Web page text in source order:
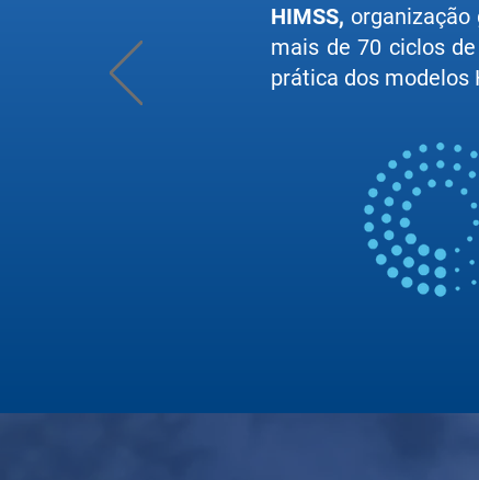
HIMSS, organização
mais de 70 ciclos
prática dos modelos